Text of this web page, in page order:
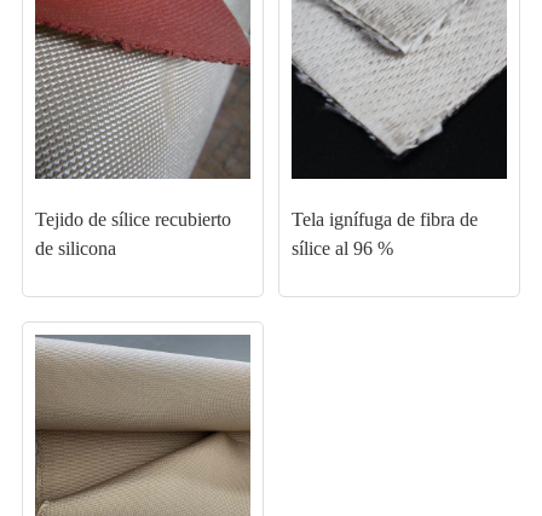
Tejido de sílice recubierto
de silicona
Tela ignífuga de fibra de
sílice al 96 %